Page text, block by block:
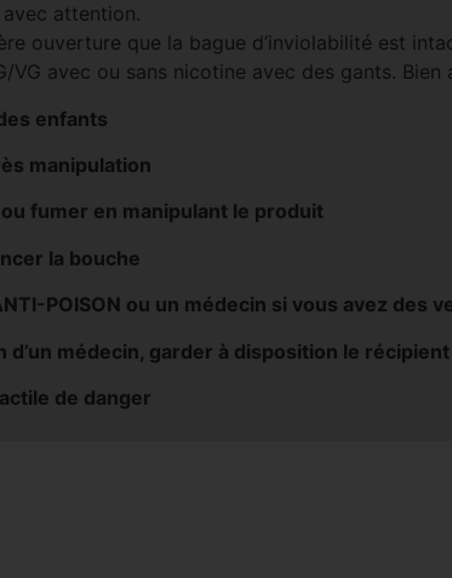
attention.
ouverture que la bague d’inviolabilité est
VG avec ou sans nicotine avec des gants.
enfants
manipulation
fumer en manipulant le produit
la bouche
POISON ou un médecin si vous avez des
d’un médecin, garder à disposition le
de danger